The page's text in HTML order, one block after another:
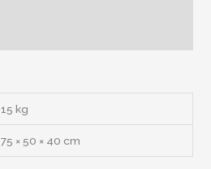
15 kg
75 × 50 × 40 cm